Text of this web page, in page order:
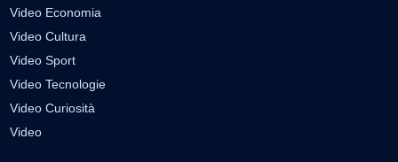
Video Economia
Video Cultura
Video Sport
Video Tecnologie
Video Curiosità
Video